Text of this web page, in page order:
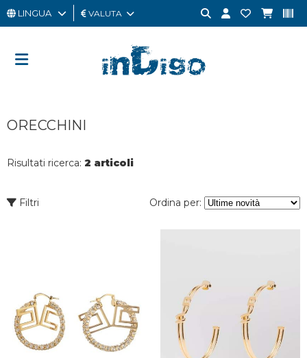
UOMO
CARD
LINGUA VALUTA
ORECCHINI
Risultati ricerca: 2 articoli
Filtri Ordina per: